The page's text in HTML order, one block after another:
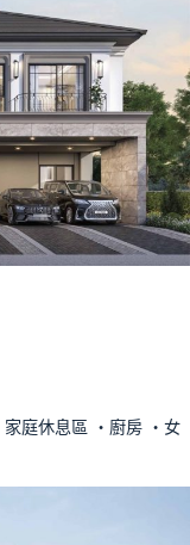
庭休息區 ‧廚房 ‧女